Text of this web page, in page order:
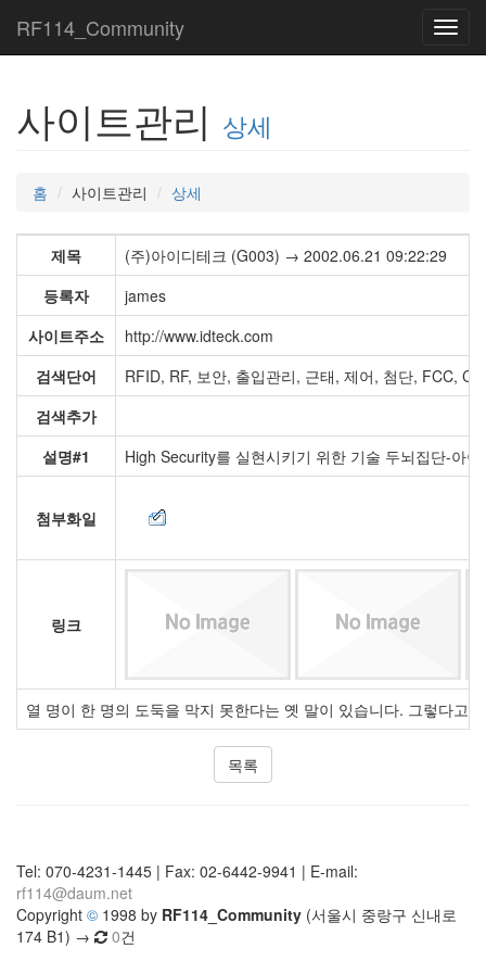
RF114_Community
사이트관리 상세
홈 사이트관리 상세
제목
(주)아이디테크 (G003) → 2002.06.21 09:22:29
등록자
james
사이트주소
http://www.idteck.com
검색단어
RFID, RF, 보안, 출입관리, 근태, 제어, 첨단, FCC, CE
검색추가
설명#1
High Security를 실현시키기 위한 기술 두뇌집단-아
첨부화일
링크
열 명이 한 명의 도둑을 막지 못한다는 옛 말이 있습니다. 그렇다고
목록
Tel: 070-4231-1445 | Fax: 02-6442-9941 | E-mail:
rf114@daum.net
Copyright © 1998 by RF114_Community (서울시 중랑구 신내로
174 B1) →
0건